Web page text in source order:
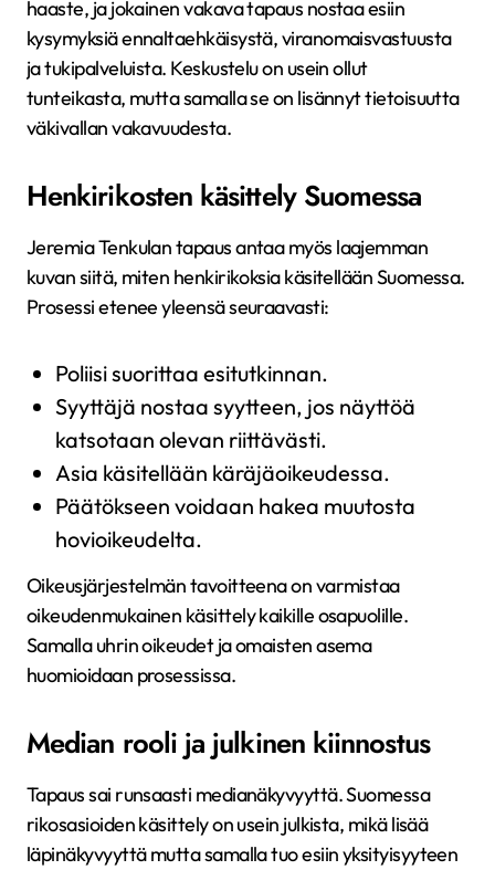
haaste, ja jokainen vakava tapaus nostaa esiin
kysymyksiä ennaltaehkäisystä, viranomaisvastuusta
ja tukipalveluista. Keskustelu on usein ollut
tunteikasta, mutta samalla se on lisännyt tietoisuutta
väkivallan vakavuudesta.
Henkirikosten käsittely Suomessa
Jeremia Tenkulan tapaus antaa myös laajemman
kuvan siitä, miten henkirikoksia käsitellään Suomessa.
Prosessi etenee yleensä seuraavasti:
Poliisi suorittaa esitutkinnan.
Syyttäjä nostaa syytteen, jos näyttöä
katsotaan olevan riittävästi.
Asia käsitellään käräjäoikeudessa.
Päätökseen voidaan hakea muutosta
hovioikeudelta.
Oikeusjärjestelmän tavoitteena on varmistaa
oikeudenmukainen käsittely kaikille osapuolille.
Samalla uhrin oikeudet ja omaisten asema
huomioidaan prosessissa.
Median rooli ja julkinen kiinnostus
Tapaus sai runsaasti medianäkyvyyttä. Suomessa
rikosasioiden käsittely on usein julkista, mikä lisää
läpinäkyvyyttä mutta samalla tuo esiin yksityisyyteen